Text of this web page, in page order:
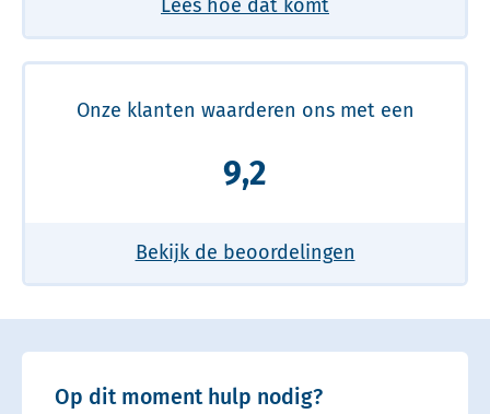
Lees hoe dat komt
Onze klanten waarderen ons met een
9,2
Bekijk de beoordelingen
Op dit moment hulp nodig?